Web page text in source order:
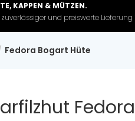
KAPPEN & MÜTZEN.
und preiswerte Lieferung in
Fedora Bogart Hüte